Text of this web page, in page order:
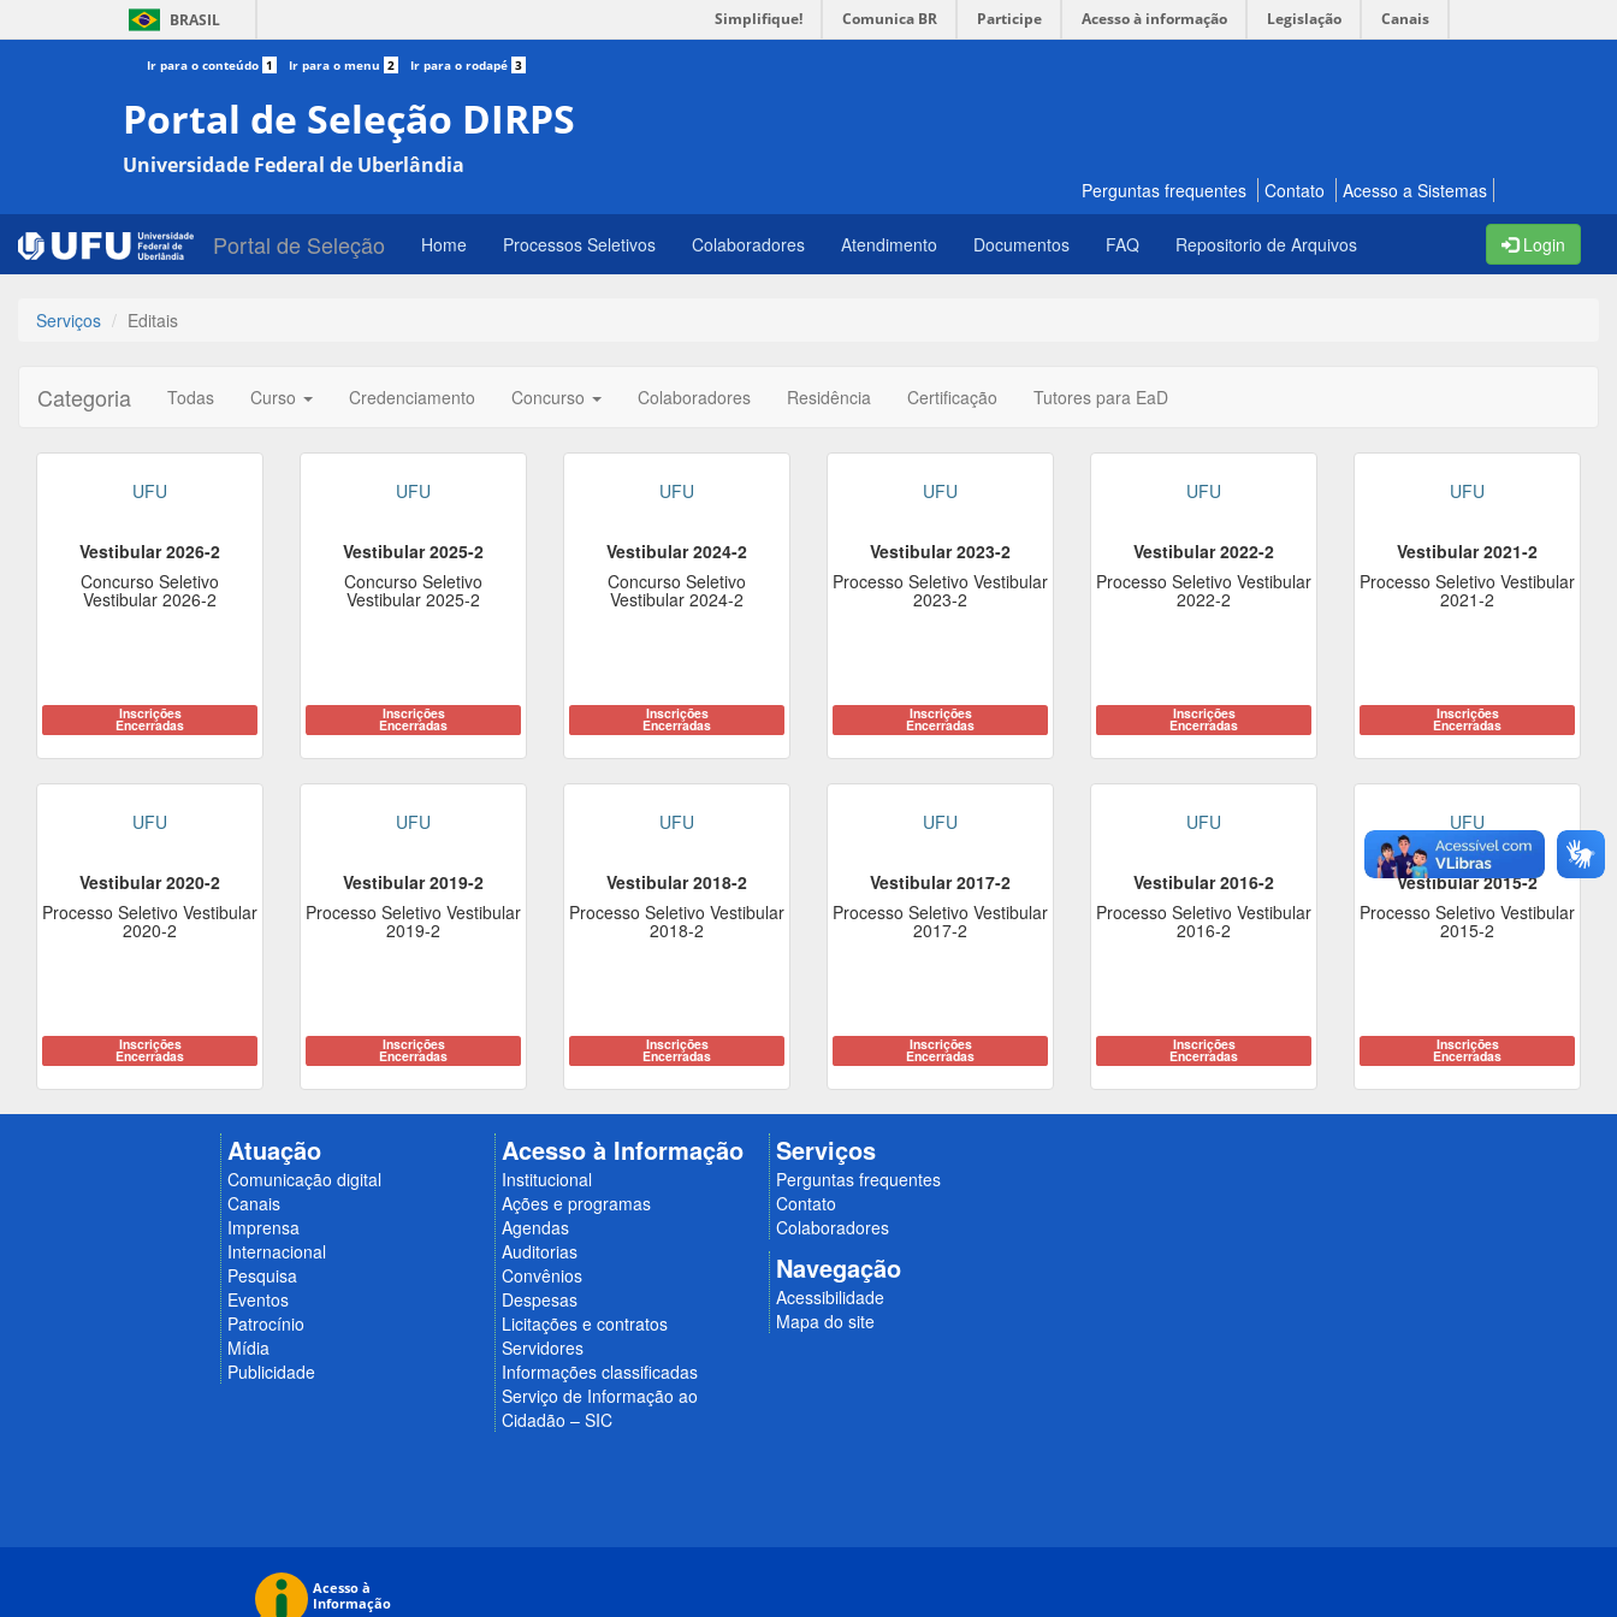
BRASIL Simplifique! Comunica BR Participe Acesso à informação Legislação Canais
Ir para o conteúdo 1 Ir para o menu 2 Ir para o rodapé 3
Portal de Seleção DIRPS
Universidade Federal de Uberlândia
Perguntas frequentes Contato Acesso a Sistemas
Portal de Seleção Home Processos Seletivos Colaboradores Atendimento Documentos FAQ Repositorio de Arquivos Login
Serviços Editais
Categoria Todas Curso Credenciamento Concurso Colaboradores Residência Certificação Tutores para EaD
UFU
Vestibular 2026-2
Concurso Seletivo
Vestibular 2026-2
Inscrições
Encerradas
UFU
Vestibular 2025-2
Concurso Seletivo
Vestibular 2025-2
Inscrições
Encerradas
UFU
Vestibular 2024-2
Concurso Seletivo
Vestibular 2024-2
Inscrições
Encerradas
UFU
Vestibular 2023-2
Processo Seletivo Vestibular
2023-2
Inscrições
Encerradas
UFU
Vestibular 2022-2
Processo Seletivo Vestibular
2022-2
Inscrições
Encerradas
UFU
Vestibular 2021-2
Processo Seletivo Vestibular
2021-2
Inscrições
Encerradas
UFU
Vestibular 2020-2
Processo Seletivo Vestibular
2020-2
Inscrições
Encerradas
UFU
Vestibular 2019-2
Processo Seletivo Vestibular
2019-2
Inscrições
Encerradas
UFU
Vestibular 2018-2
Processo Seletivo Vestibular
2018-2
Inscrições
Encerradas
UFU
Vestibular 2017-2
Processo Seletivo Vestibular
2017-2
Inscrições
Encerradas
UFU
Vestibular 2016-2
Processo Seletivo Vestibular
2016-2
Inscrições
Encerradas
UFU
Vestibular 2015-2
Processo Seletivo Vestibular
2015-2
Inscrições
Encerradas
Atuação
Comunicação digital
Canais
Imprensa
Internacional
Pesquisa
Eventos
Patrocínio
Mídia
Publicidade
Acesso à Informação
Institucional
Ações e programas
Agendas
Auditorias
Convênios
Despesas
Licitações e contratos
Servidores
Informações classificadas
Serviço de Informação ao
Cidadão – SIC
Serviços
Perguntas frequentes
Contato
Colaboradores
Navegação
Acessibilidade
Mapa do site